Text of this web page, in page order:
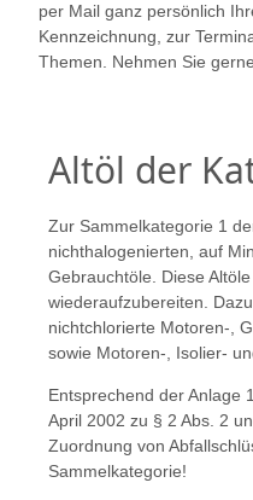
per Mail ganz persönlich
Kennzeichnung, zur
Themen. Nehmen Sie
Altöl der
Zur Sammelkategorie 1
nichthalogenierten, auf
Gebrauchtöle. Diese
wiederaufzubereiten.
nichtchlorierte Motoren-,
sowie Motoren-, Isolier-
Entsprechend der Anlage
April 2002 zu § 2 Abs. 2
Zuordnung von
Sammelkategorie!